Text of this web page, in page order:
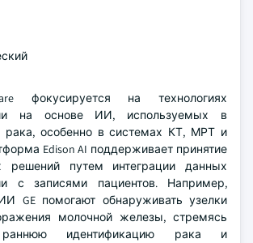
фокусируется на технологиях
на основе ИИ, используемых в
рака, особенно в системах КТ, МРТ и
Edison AI поддерживает принятие
решений путем интеграции данных
с записями пациентов. Например,
GE помогают обнаруживать узелки
молочной железы, стремясь
раннюю идентификацию рака и